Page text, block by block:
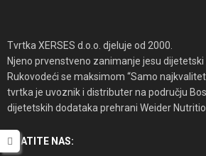
Tvrtka XERSES d.o.o. djeluje od 2000.
Njeno prvenstveno zanimanje jesu dijetetski
Rukovodeći se maksimom “Samo
tvrtka je uvoznik i distributer na području
dijetetskih dodataka prehrani Weider
PRATITE NAS: